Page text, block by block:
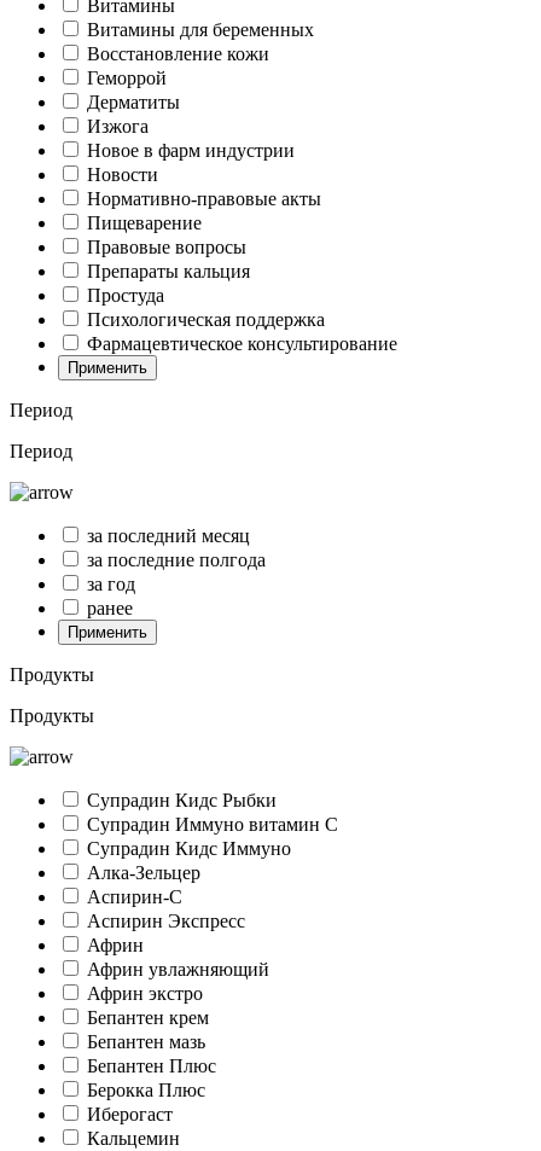
Витамины
Витамины для беременных
Восстановление кожи
Геморрой
Дерматиты
Изжога
Новое в фарм индустрии
Новости
Нормативно-правовые акты
Пищеварение
Правовые вопросы
Препараты кальция
Простуда
Психологическая поддержка
Фармацевтическое консультирование
Применить
Период
Период
за последний месяц
за последние полгода
за год
ранее
Применить
Продукты
Продукты
Супрадин Кидс Рыбки
Супрадин Иммуно витамин С
Супрадин Кидс Иммуно
Алка-Зельцер
Аспирин-C
Аспирин Экспресс
Африн
Африн увлажняющий
Африн экстро
Бепантен крем
Бепантен мазь
Бепантен Плюс
Берокка Плюс
Иберогаст
Кальцемин